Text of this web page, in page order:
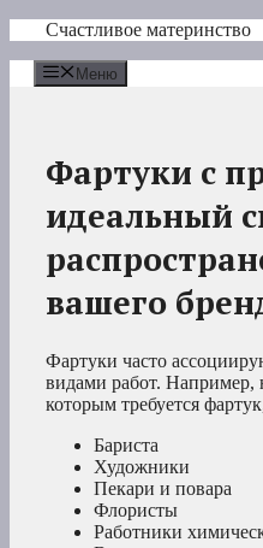
Перейти
содержимому
Счастливое материнство
Меню
Фартуки с
идеальный
вашего
Фартуки часто
видами работ. Например,
которым требуется
Бариста
Художники
Пекари и повара
Флористы
Работники